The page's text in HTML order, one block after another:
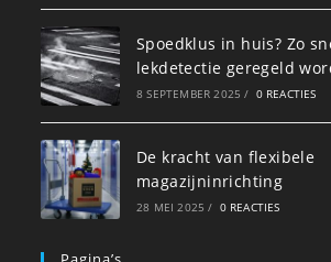
Spoedklus in huis? Zo
lekdetectie geregeld
8 SEPTEMBER 2025 / 0 REACTIES
De kracht van flexibele
magazijninrichting
28 MEI 2025 / 0 REACTIES